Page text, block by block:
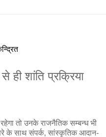
ही शांति प्रक्रिया
तो उनके राजनैतिक सम्बन्ध भी
के साथ संपर्क, सांस्कृतिक आदान-